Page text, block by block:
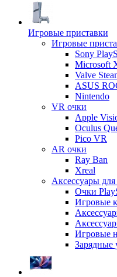
Игровые приставки
Игровые
Sony
Microsoft
Valve
ASUS
Nintendo
VR очки
Apple
Oculus
Pico VR
AR очки
Ray Ban
Xreal
Аксессуары
Очки
Игровые
Игровые
Зарядные